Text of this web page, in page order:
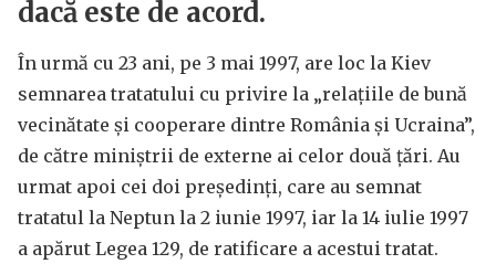
dacă este de acord.
În urmă cu 23 ani, pe 3 mai 1997, are loc la Kiev
semnarea tratatului cu privire la „relațiile de bună
vecinătate și cooperare dintre România și Ucraina”,
de către miniștrii de externe ai celor două țări. Au
urmat apoi cei doi președinți, care au semnat
tratatul la Neptun la 2 iunie 1997, iar la 14 iulie 1997
a apărut Legea 129, de ratificare a acestui tratat.